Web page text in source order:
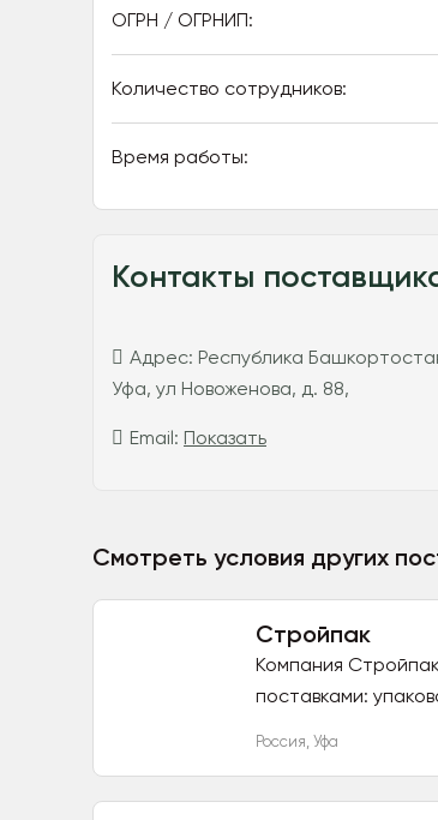
ОГРН / ОГРНИП:
Количество сотрудников:
Время работы:
Контакты
Адрес: Республика
Уфа, ул Новоженова, д. 88,
Email: Показать
Смотреть условия других
Стройпак
Компания
поставками:
Россия, Уфа